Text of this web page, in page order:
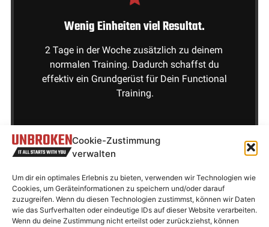
Cookie-Zustimmung
verwalten
Um dir ein optimales Erlebnis zu bieten, verwenden wir Technologien wie
Cookies, um Geräteinformationen zu speichern und/oder darauf
zuzugreifen. Wenn du diesen Technologien zustimmst, können wir Daten
wie das Surfverhalten oder eindeutige IDs auf dieser Website verarbeiten.
Wenn du deine Zustimmung nicht erteilst oder zurückziehst, können
Wenig Einheiten viel Resultat.
2 Tage in der Woche zusätzlich zu deinem
normalen Training. Dadurch schaffst du
effektiv ein Grundgerüst für Dein Functional
Training.
Bewegungsentwicklung